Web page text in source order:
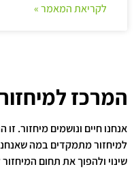
לקריאת המאמר »
המרכז
אנחנו חיים ונושמים מיחזור.
למיחזור מתמקדים במה
שינוי ולהפוך את תחום